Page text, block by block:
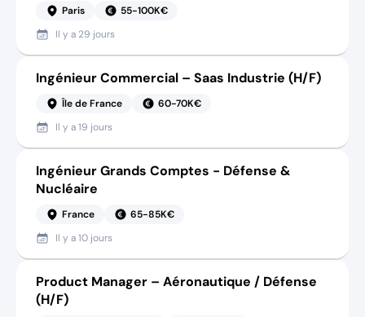
Paris
55-100K€
Il y a 29 jours
Ingénieur Commercial – Saas Industrie (H/F)
Île de France
60-70K€
Il y a19 jours
Ingénieur Grands Comptes - Défense &
Nucléaire
France
65-85K€
Il y a10 jours
Product Manager – Aéronautique / Défense
(H/F)